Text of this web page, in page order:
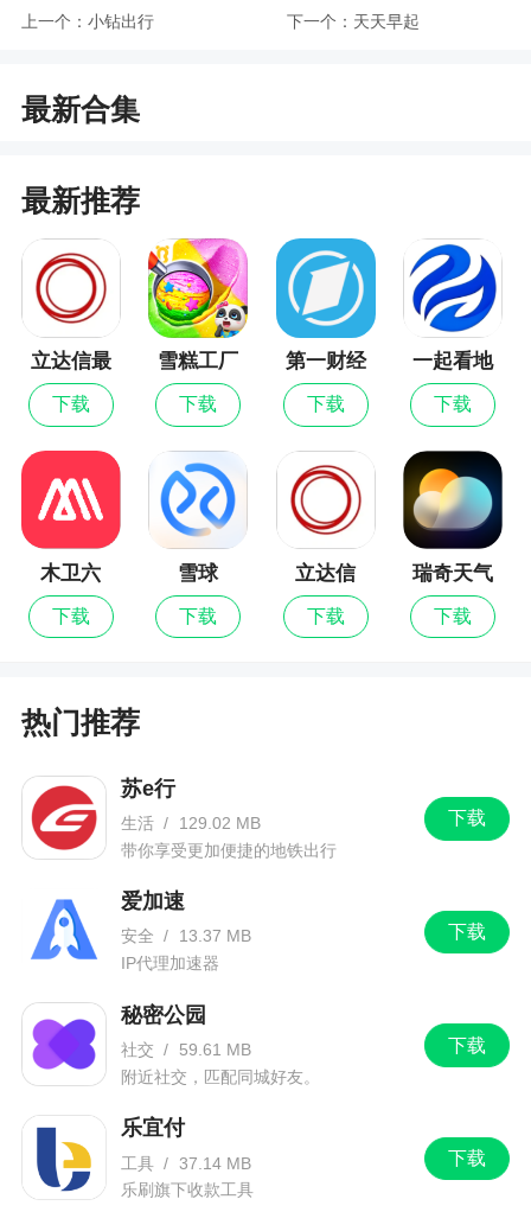
和相片。软件中可以找到海量好看的素材模板，各
常的方便
实用小工具，用户可以根据自己的需求进行选择，
业滤镜和特效可以让你选择，都是免费为你分享的
3、这里有各类专业的拍摄美化工具，可以满足
用户对定制照片的所有需求，实时更新各种热门好
看的素材模板，可以拍摄专业的特效视频，还提供
一键视频调色美化功能，操作便捷，体验流畅
更新日志
更新了用户体验。
双屏提词器里，新增了用户个人舞动素材板块
上一个： 小钻出行 下一个： 天天早起
最新合集
最新推荐
立达信最
新版
下载
雪糕工厂
下载
第一财经
下载
一起看地
图
下载
木卫六
下载
雪球
下载
立达信
下载
瑞奇天气
下载
热门推荐
下载
苏e行
生活 /
129.02 MB
带你享受更加便捷的地铁出行
下载
爱加速
安全 /
13.37 MB
IP代理加速器
下载
秘密公园
社交 /
59.61 MB
附近社交，匹配同城好友。
下载
乐宜付
工具 / 37.14 MB
乐刷旗下收款工具